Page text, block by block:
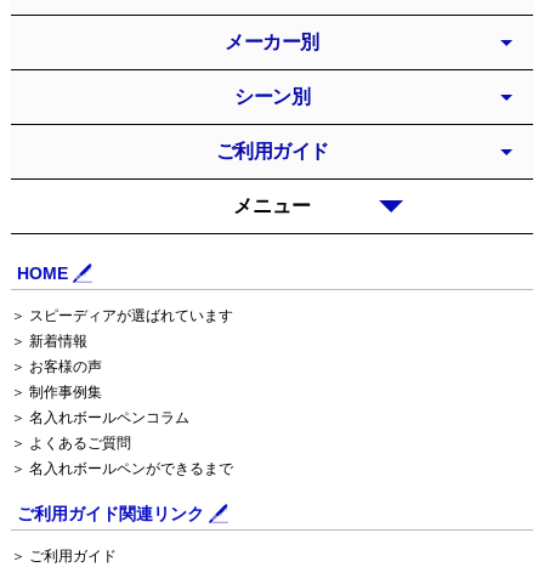
HOME
＞ スピーディアが選ばれています
＞ 新着情報
＞ お客様の声
＞ 制作事例集
＞ 名入れボールペンコラム
＞ よくあるご質問
＞ 名入れボールペンができるまで
ご利用ガイド関連リンク
＞ ご利用ガイド
メニュー
メーカー別
シーン別
ご利用ガイド